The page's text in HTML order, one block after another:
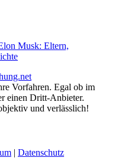
Musk: Eltern,
Vorfahren. Egal ob im
einen Dritt-Anbieter.
und verlässlich!
| Datenschutz